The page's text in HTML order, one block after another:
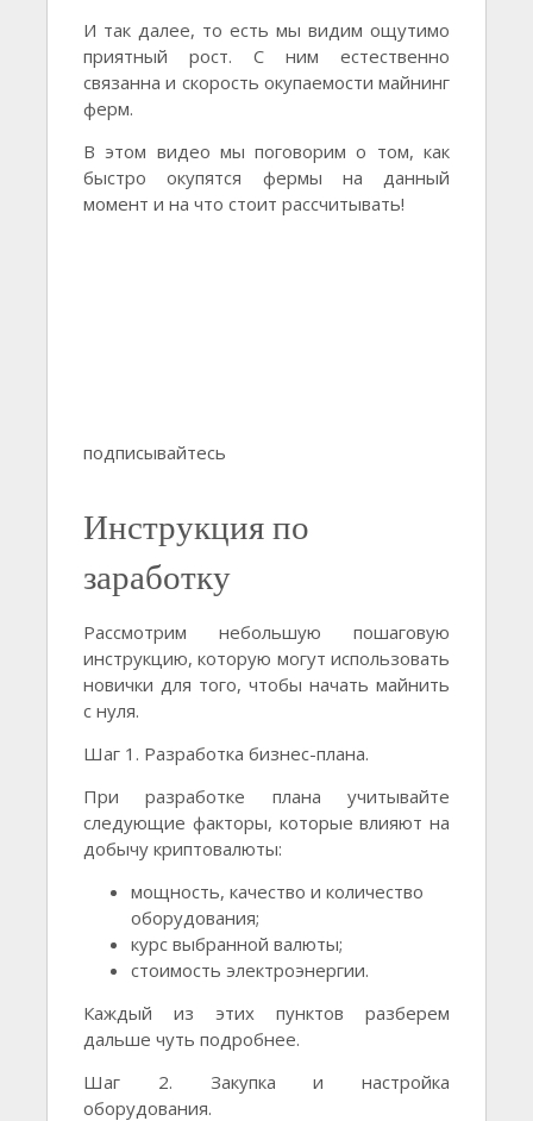
И так далее, то есть мы видим ощутимо
приятный рост. С ним естественно
связанна и скорость окупаемости майнинг
ферм.
В этом видео мы поговорим о том, как
быстро окупятся фермы на данный
момент и на что стоит рассчитывать!
подписывайтесь
Инструкция по
заработку
Рассмотрим небольшую пошаговую
инструкцию, которую могут использовать
новички для того, чтобы начать майнить
с нуля.
Шаг 1. Разработка бизнес-плана.
При разработке плана учитывайте
следующие факторы, которые влияют на
добычу криптовалюты:
мощность, качество и количество
оборудования;
курс выбранной валюты;
стоимость электроэнергии.
Каждый из этих пунктов разберем
дальше чуть подробнее.
Шаг 2. Закупка и настройка
оборудования.